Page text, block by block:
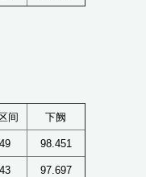
间 下阙
98.451
97.697